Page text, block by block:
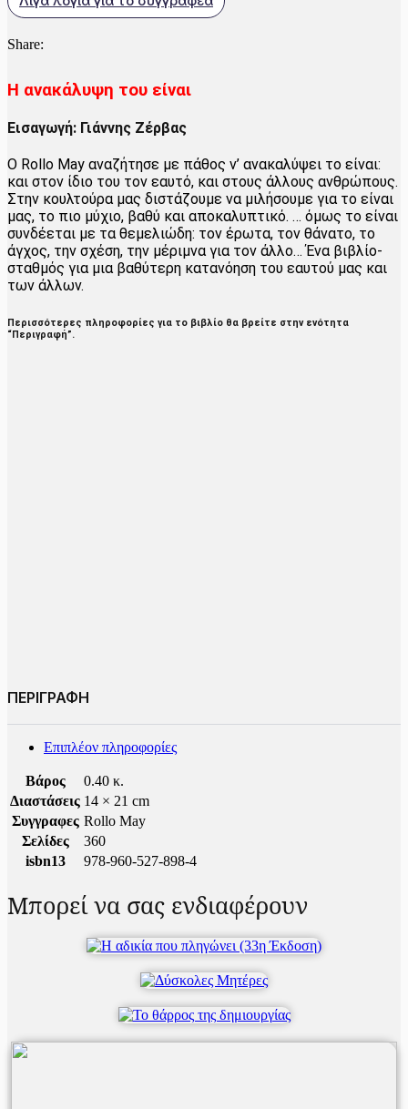
Share:
Η ανακάλυψη του είναι
Εισαγωγή: Γιάννης Ζέρβας
Ο Rollo May αναζήτησε με πάθος ν’ ανακαλύψει το είναι:
και στον ίδιο του τον εαυτό, και στους άλλους ανθρώπους.
Στην κουλτούρα μας διστάζουμε να μιλήσουμε για το είναι
μας, το πιο μύχιο, βαθύ και αποκαλυπτικό. … όμως το είναι
συνδέεται με τα θεμελιώδη: τον έρωτα, τον θάνατο, το
άγχος, την σχέση, την μέριμνα για τον άλλο… Ένα βιβλίο-
σταθμός για μια βαθύτερη κατανόηση του εαυτού μας και
των άλλων.
Περισσότερες πληροφορίες για το βιβλίο θα βρείτε στην ενότητα
“Περιγραφή”.
ΠΕΡΙΓΡΑΦΗ
Επιπλέον πληροφορίες
Βάρος
0.40 κ.
Διαστάσεις 14 × 21 cm
Συγγραφες Rollo May
Σελίδες
360
isbn13
978-960-527-898-4
Μπορεί να σας ενδιαφέρουν